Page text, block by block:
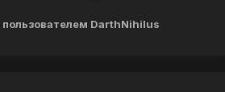
пользователем DarthNihilus